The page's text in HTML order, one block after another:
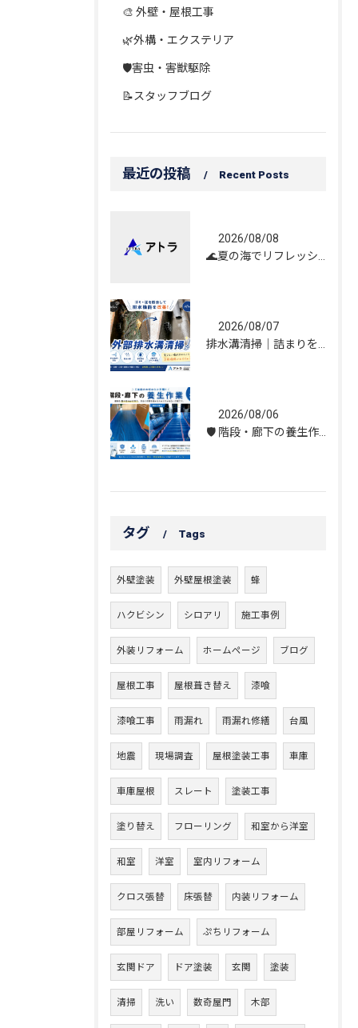
🎨 外壁・屋根工事
🌿外構・エクステリア
🛡️害虫・害獣駆除
📝スタッフブログ
最近の投稿 Recent Posts
2026/08/08
2026/08/07
2026/08/06
タグ Tags
外壁塗装 外壁屋根塗装 蜂
ハクビシン シロアリ 施工事例
外装リフォーム ホームページ ブログ
屋根工事 屋根葺き替え 漆喰
漆喰工事 雨漏れ 雨漏れ修繕 台風
地震 現場調査 屋根塗装工事 車庫
車庫屋根 スレート 塗装工事
塗り替え フローリング 和室から洋室
和室 洋室 室内リフォーム
クロス張替 床張替 内装リフォーム
部屋リフォーム ぷちリフォーム
玄関ドア ドア塗装 玄関 塗装
清掃 洗い 数奇屋門 木部